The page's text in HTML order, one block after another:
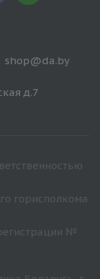
shop@da.by
д.7
горисполкома
№